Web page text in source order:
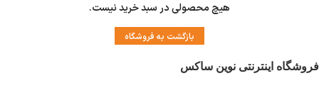
هیچ محصولی در سبد خرید نیست.
بازگشت به فروشگاه
فروشگاه اینترنتی نوین ساکس